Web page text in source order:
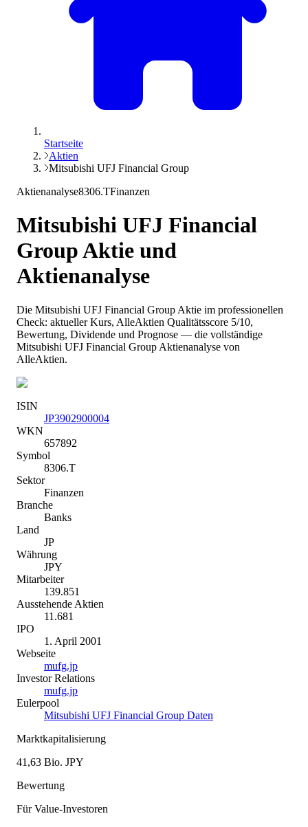
Startseite
Aktien
Mitsubishi UFJ Financial Group
Aktienanalyse8306.TFinanzen
Mitsubishi UFJ Financial
GroupAktie und
Aktienanalyse
Die Mitsubishi UFJ Financial Group Aktie im professionellen
Check: aktueller Kurs, AlleAktien Qualitätsscore 5/10,
Bewertung, Dividende und Prognose — die vollständige
Mitsubishi UFJ Financial Group Aktienanalyse von
AlleAktien.
ISIN
JP3902900004
WKN
657892
Symbol
8306.T
Sektor
Finanzen
Branche
Banks
Land
JP
Währung
JPY
Mitarbeiter
139.851
Ausstehende Aktien
11.681
IPO
1. April 2001
Webseite
mufg.jp
Investor Relations
mufg.jp
Eulerpool
Mitsubishi UFJ Financial Group Daten
Marktkapitalisierung
41,63 Bio. JPY
Bewertung
Für Value-Investoren